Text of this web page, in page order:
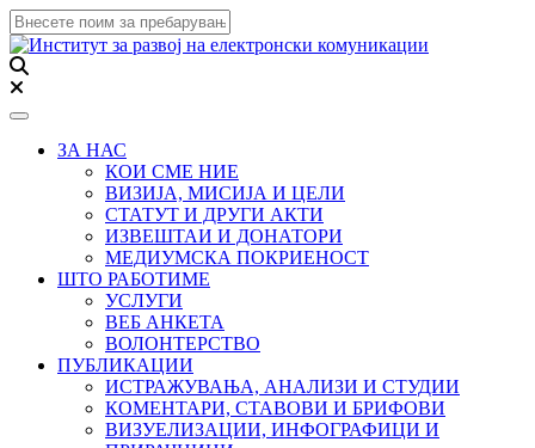
Toggle navigation
ЗА НАС
КОИ СМЕ НИЕ
ВИЗИЈА, МИСИЈА И ЦЕЛИ
СТАТУТ И ДРУГИ АКТИ
ИЗВЕШТАИ И ДОНАТОРИ
МЕДИУМСКА ПОКРИЕНОСТ
ШТО РАБОТИМЕ
УСЛУГИ
ВЕБ АНКЕТА
ВОЛОНТЕРСТВО
ПУБЛИКАЦИИ
ИСТРАЖУВАЊА, АНАЛИЗИ И СТУДИИ
КОМЕНТАРИ, СТАВОВИ И БРИФОВИ
ВИЗУЕЛИЗАЦИИ, ИНФОГРАФИЦИ И